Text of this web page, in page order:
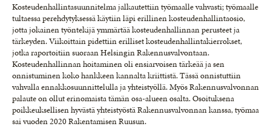
Kosteudenhallintasuunnitelma jalkautettiin työmaalle vahvasti; työmaalle
tultaessa perehdytyksessä käytiin läpi erillinen kosteudenhallintaosio,
jotta jokainen työntekijä ymmärtää kosteudenhallinnan perusteet ja
tärkeyden. Viikoittain pidettiin erilliset kosteudenhallintakierrokset,
jotka raportoitiin suoraan Helsingin Rakennusvalvontaan.
Kosteudenhallinnan hoitaminen oli ensiarvoisen tärkeää ja sen
onnistuminen koko hankkeen kannalta kriittistä. Tässä onnistuttiin
vahvalla ennakkosuunnittelulla ja yhteistyöllä. Myös Rakennusvalvonnan
palaute on ollut erinomaista tämän osa-alueen osalta. Osoituksena
poikkeuksellisen hyvästä yhteistyöstä Rakennusvalvonnan kanssa, työmaa
sai vuoden 2020 Rakentamisen Ruusun.